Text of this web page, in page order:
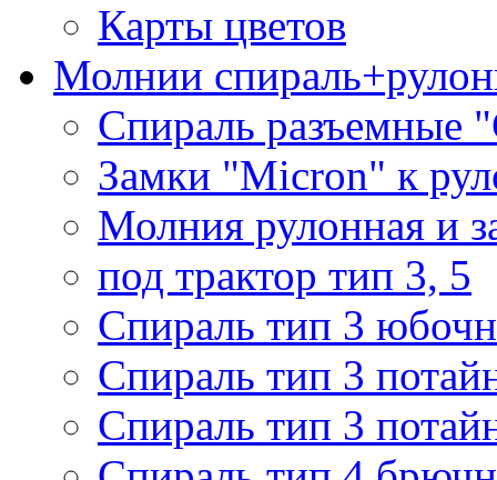
Карты цветов
Молнии
Спираль разъемные
Замки "Micron" к
Молния рулонная и
под трактор тип 3, 5
Спираль тип 3
Спираль тип 3
Спираль тип 3